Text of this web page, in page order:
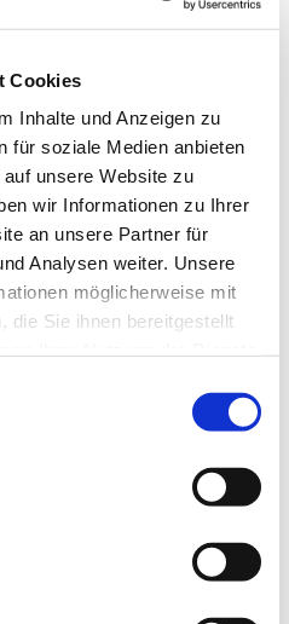
Cookies
Inhalte und Anzeigen zu
für soziale Medien anbieten
unsere Website zu
wir Informationen zu Ihrer
an unsere Partner für
Analysen weiter. Unsere
möglicherweise mit
die Sie ihnen bereitgestellt